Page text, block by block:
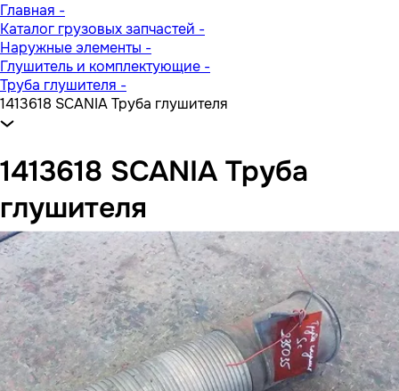
Главная -
Каталог грузовых запчастей -
Наружные элементы -
Глушитель и комплектующие -
Труба глушителя -
1413618 SCANIA Труба глушителя
1413618 SCANIA Труба
глушителя